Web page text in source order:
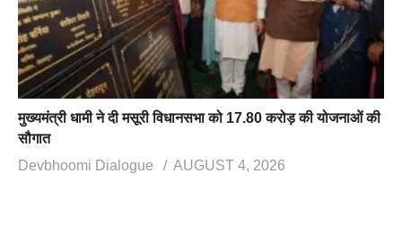
मुख्यमंत्री धामी ने दी मसूरी विधानसभा को 17.80 करोड़ की योजनाओं की
सौगात
Devbhoomi Dialogue
AUGUST 4, 2026